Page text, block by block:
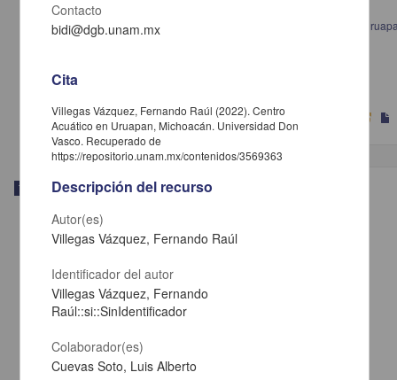
Propuesta de un sistema de costos para una pastelería localizada en
Michoacán
2022
Ciencias Sociales y Económicas
Trabajo de grado
Contacto
bidi@dgb.unam.mx
Cita
Villegas Vázquez, Fernando Raúl (2022). Centro
Acuático en Uruapan, Michoacán. Universidad Don
Vasco. Recuperado de
https://repositorio.unam.mx/contenidos/3569363
Descripción del recurso
Autor(es)
Villegas Vázquez, Fernando Raúl
Identificador del autor
Villegas Vázquez, Fernando
Raúl::si::SinIdentificador
Colaborador(es)
Cuevas Soto, Luis Alberto